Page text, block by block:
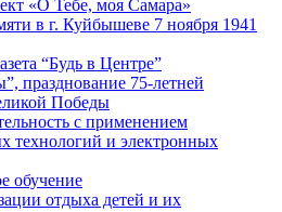
«О Тебе, моя Самара»
в г. Куйбышеве 7 ноября 1941
“Будь в Центре”
празднование 75-летней
Победы
с применением
технологий и электронных
обучение
отдыха детей и их